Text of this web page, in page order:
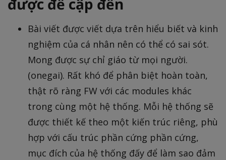
được đề cập đến
Bài viết được viết dựa trên hiểu biết và kinh
nghiệm của cá nhân nên có thể có sai sót.
Mong được sự chỉ giáo từ mọi người.
(onegai). Rất khó để phân biệt hoàn toàn,
thật rõ ràng FW với các modules khác
trong cùng một hệ thống. Mỗi hệ thống sẽ
được thiết kế theo một kiến trúc riêng, phù
hợp với cấu trúc phần cứng phần cứng,
mục đích của hệ thống đấy để làm sao đảm